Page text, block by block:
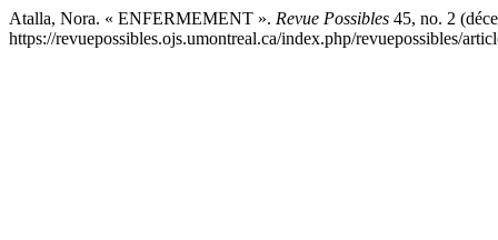
Atalla, Nora. « ENFERMEMENT ». Revue Possibles 45, no. 2
https://revuepossibles.ojs.umontreal.ca/index.php/revuepossibles/